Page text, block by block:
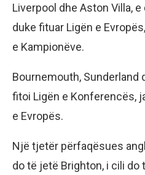
Liverpool dhe Aston Villa,
duke fituar Ligën e
e Kampionëve.
Bournemouth, Sunderland
fitoi Ligën e Konferencës,
e Evropës.
Një tjetër përfaqësues
do të jetë Brighton, i cili do